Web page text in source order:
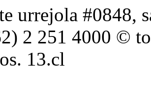
urrejola #0848,
2 251 4000 ©
13.cl